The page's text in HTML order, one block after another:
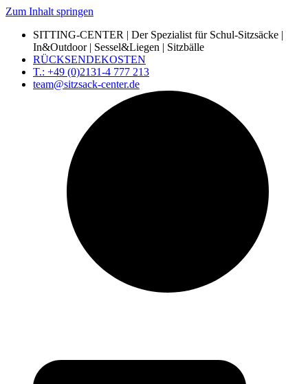
Zum Inhalt springen
SITTING-CENTER | Der Spezialist für Schul-Sitzsäcke |
In&Outdoor | Sessel&Liegen | Sitzbälle
RÜCKSENDEKOSTEN
T.: +49 (0)2131-4 777 213
team@sitzsack-center.de